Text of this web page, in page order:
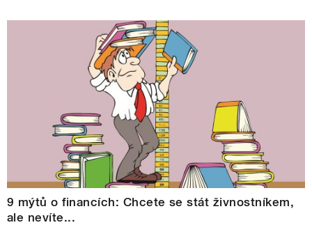
9 mýtů o financích: Chcete se stát živnostníkem,
ale nevíte...